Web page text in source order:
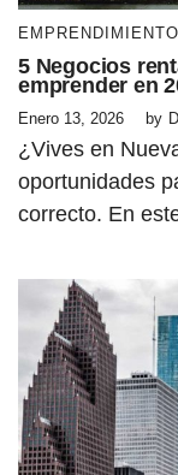
EMPRENDIMIENTO
5 Negocios
emprender en
Enero 13, 2026 by
¿Vives en
oportunidades
correcto. En